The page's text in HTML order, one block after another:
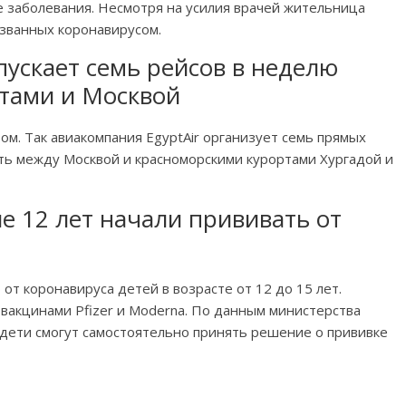
Несмотря на усилия врачей жительница
коронавирусом.
семь рейсов в неделю
и Москвой
Так авиакомпания EgyptAir организует семь прямых
между Москвой и красноморскими курортами Хургадой и
12 лет начали прививать от
коронавируса детей в возрасте от 12 до 15 лет.
Pfizer и Moderna. По данным министерства
смогут самостоятельно принять решение о прививке